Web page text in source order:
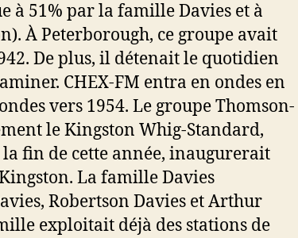
à 51% par la famille Davies et à
À Peterborough, ce groupe avait
De plus, il détenait le quotidien
CHEX-FM entra en ondes en
vers 1954. Le groupe Thomson-
le Kingston Whig-Standard,
la fin de cette année, inaugurerait
La famille Davies
Robertson Davies et Arthur
exploitait déjà des stations de